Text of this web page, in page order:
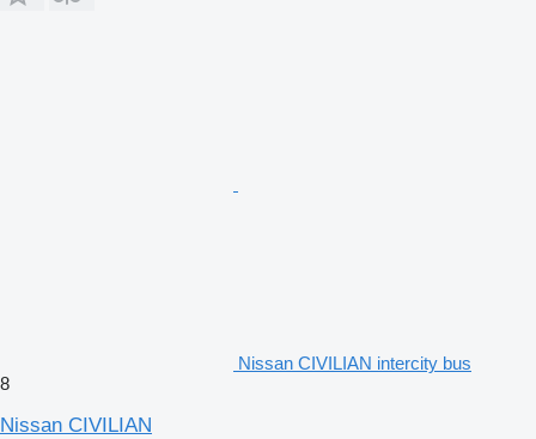
Nissan CIVILIAN intercity bus
8
Nissan CIVILIAN